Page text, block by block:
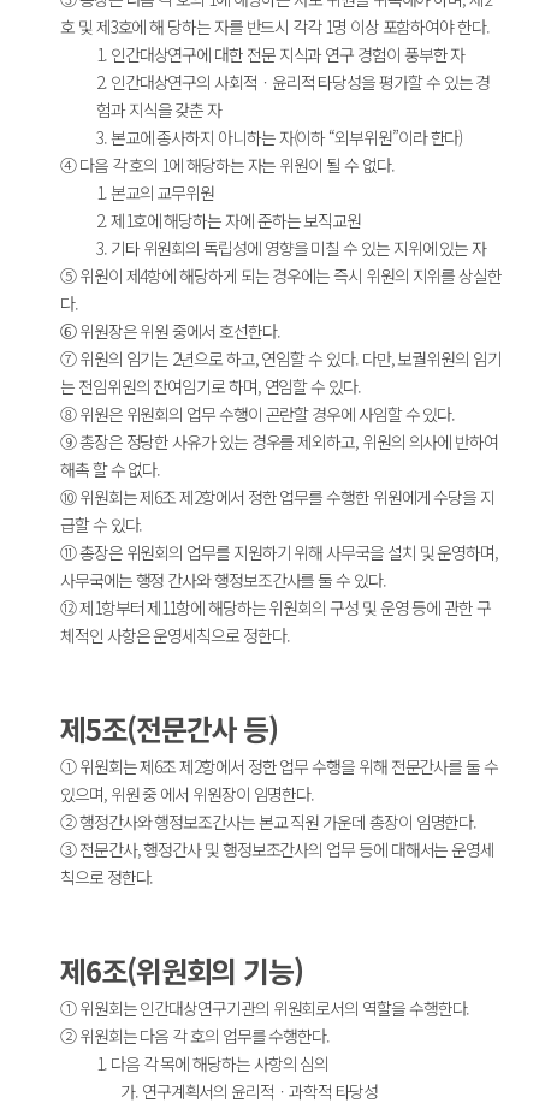
호 및 제3호에 해 당하는 자를 반드시 각각 1명 이상 포함하여야 한다.
1. 인간대상연구에 대한 전문 지식과 연구 경험이 풍부한 자
2. 인간대상연구의 사회적ㆍ윤리적 타당성을 평가할 수 있는 경
험과 지식을 갖춘 자
3. 본교에 종사하지 아니하는 자(이하 “외부위원”이라 한다)
④ 다음 각 호의 1에 해당하는 자는 위원이 될 수 없다.
1. 본교의 교무위원
2. 제1호에 해당하는 자에 준하는 보직교원
3. 기타 위원회의 독립성에 영향을 미칠 수 있는 지위에 있는 자
⑤ 위원이 제4항에 해당하게 되는 경우에는 즉시 위원의 지위를 상실한
다.
⑥ 위원장은 위원 중에서 호선한다.
⑦ 위원의 임기는 2년으로 하고, 연임할 수 있다. 다만, 보궐위원의 임기
는 전임위원의 잔여임기로 하며, 연임할 수 있다.
⑧ 위원은 위원회의 업무 수행이 곤란할 경우에 사임할 수 있다.
⑨ 총장은 정당한 사유가 있는 경우를 제외하고, 위원의 의사에 반하여
해촉 할 수 없다.
⑩ 위원회는 제6조 제2항에서 정한 업무를 수행한 위원에게 수당을 지
급할 수 있다.
⑪ 총장은 위원회의 업무를 지원하기 위해 사무국을 설치 및 운영하며,
사무국에는 행정 간사와 행정보조간사를 둘 수 있다.
⑫ 제1항부터 제11항에 해당하는 위원회의 구성 및 운영 등에 관한 구
체적인 사항은 운영세칙으로 정한다.
제5조(전문간사 등)
① 위원회는 제6조 제2항에서 정한 업무 수행을 위해 전문간사를 둘 수
있으며, 위원 중 에서 위원장이 임명한다.
② 행정간사와 행정보조간사는 본교 직원 가운데 총장이 임명한다.
③ 전문간사, 행정간사 및 행정보조간사의 업무 등에 대해서는 운영세
칙으로 정한다.
제6조(위원회의 기능)
① 위원회는 인간대상연구기관의 위원회로서의 역할을 수행한다.
② 위원회는 다음 각 호의 업무를 수행한다.
1. 다음 각 목에 해당하는 사항의 심의
가. 연구계획서의 윤리적ㆍ과학적 타당성